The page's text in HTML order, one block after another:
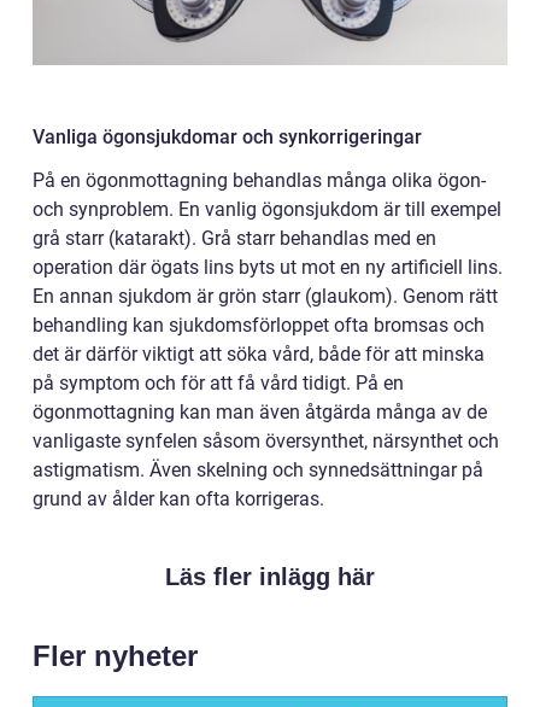
Vanliga ögonsjukdomar och synkorrigeringar
På en ögonmottagning behandlas många olika ögon-
och synproblem. En vanlig ögonsjukdom är till exempel
grå starr (katarakt). Grå starr behandlas med en
operation där ögats lins byts ut mot en ny artificiell lins.
En annan sjukdom är grön starr (glaukom). Genom rätt
behandling kan sjukdomsförloppet ofta bromsas och
det är därför viktigt att söka vård, både för att minska
på symptom och för att få vård tidigt. På en
ögonmottagning kan man även åtgärda många av de
vanligaste synfelen såsom översynthet, närsynthet och
astigmatism. Även skelning och synnedsättningar på
grund av ålder kan ofta korrigeras.
Läs fler inlägg här
Fler nyheter